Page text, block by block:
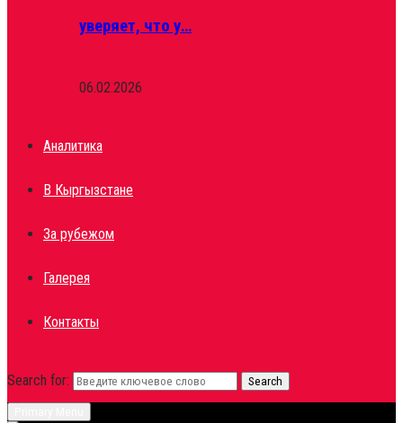
уверяет, что у…
06.02.2026
Аналитика
В Кыргызстане
За рубежом
Галерея
Контакты
Search for: Search